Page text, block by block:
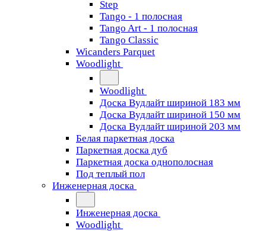
Step
Tango - 1 полосная
Tango Art - 1 полосная
Tango Classiс
Wicanders Parquet
Woodlight
Woodlight
Доска Вудлайт шириной 183 мм
Доска Вудлайт шириной 150 мм
Доска Вудлайт шириной 203 мм
Белая паркетная доска
Паркетная доска дуб
Паркетная доска однополосная
Под теплый пол
Инженерная доска
Инженерная доска
Woodlight